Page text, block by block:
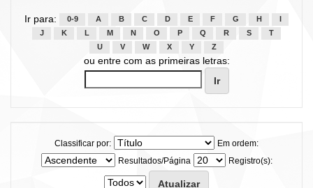
Ir para: 0-9 A B C D E F G H
J
K L M N O P Q R S
T
U
V W X Y Z
ou entre com as primeiras letras:
Classificar por:
Em ordem:
Resultados/Página
Registro(s):